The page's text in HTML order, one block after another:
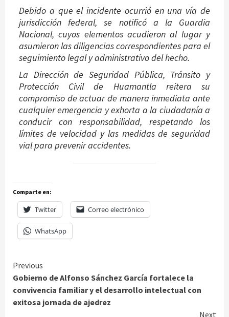
Debido a que el incidente ocurrió en una vía de
jurisdicción federal, se notificó a la Guardia
Nacional, cuyos elementos acudieron al lugar y
asumieron las diligencias correspondientes para el
seguimiento legal y administrativo del hecho.
La Dirección de Seguridad Pública, Tránsito y
Protección Civil de Huamantla reitera su
compromiso de actuar de manera inmediata ante
cualquier emergencia y exhorta a la ciudadanía a
conducir con responsabilidad, respetando los
límites de velocidad y las medidas de seguridad
vial para prevenir accidentes.
Comparte en:
Twitter Correo electrónico
WhatsApp
Continue
Reading
Previous
Gobierno de Alfonso Sánchez García fortalece la
convivencia familiar y el desarrollo intelectual con
exitosa jornada de ajedrez
Next